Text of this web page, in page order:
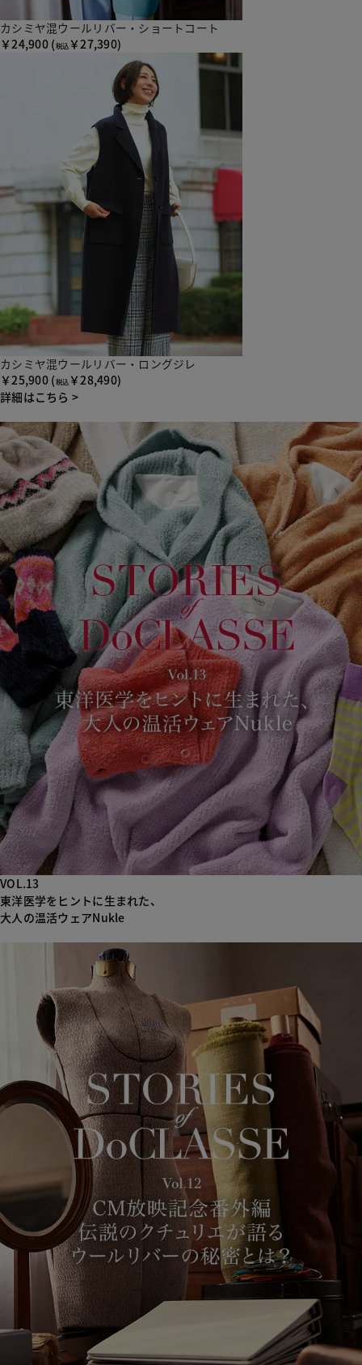
カシミヤ混ウールリバー・ショートコート
￥24,900 (税込 ￥27,390)
カシミヤ混ウールリバー・ロングジレ
￥25,900 (税込 ￥28,490)
詳細はこちら >
VOL.13
東洋医学をヒントに生まれた、
大人の温活ウェアNukle